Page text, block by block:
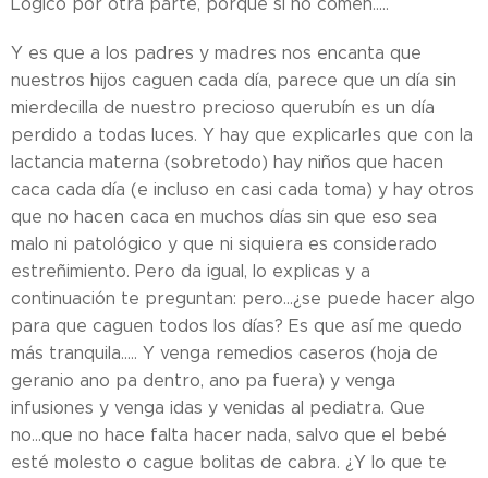
Y es que a los padres y madres nos encanta que
nuestros hijos caguen cada día, parece que un día sin
mierdecilla de nuestro precioso querubín es un día
perdido a todas luces. Y hay que explicarles que con la
lactancia materna (sobretodo) hay niños que hacen
caca cada día (e incluso en casi cada toma) y hay otros
que no hacen caca en muchos días sin que eso sea
malo ni patológico y que ni siquiera es considerado
estreñimiento. Pero da igual, lo explicas y a
continuación te preguntan: pero...¿se puede hacer algo
para que caguen todos los días? Es que así me quedo
más tranquila..... Y venga remedios caseros (hoja de
geranio ano pa dentro, ano pa fuera) y venga
infusiones y venga idas y venidas al pediatra. Que
no...que no hace falta hacer nada, salvo que el bebé
esté molesto o cague bolitas de cabra. ¿Y lo que te